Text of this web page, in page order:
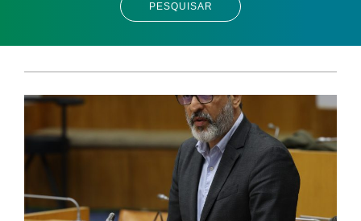
PESQUISAR